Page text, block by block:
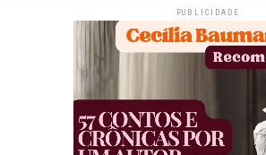
PUBLICIDADE